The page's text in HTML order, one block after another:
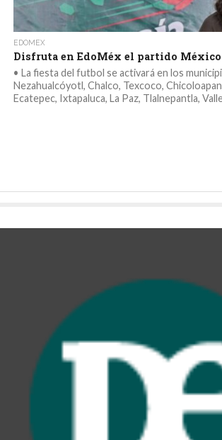
EDOMEX
Disfruta en EdoMéx el partido
• La fiesta del futbol se activará en los
Nezahualcóyotl, Chalco, Texcoco,
Ecatepec, Ixtapaluca, La Paz, Tlalnepantla,